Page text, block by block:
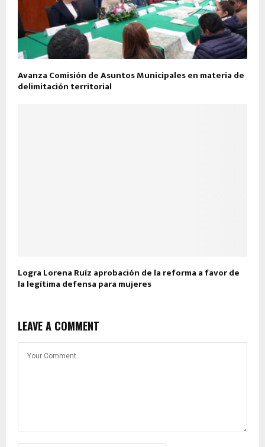
Avanza Comisión de Asuntos Municipales en materia de
delimitación territorial
Logra Lorena Ruíz aprobación de la reforma a favor de
la legítima defensa para mujeres
LEAVE A COMMENT